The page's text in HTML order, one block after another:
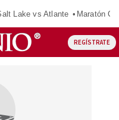
Lake vs Atlante Maratón
REGÍSTRATE